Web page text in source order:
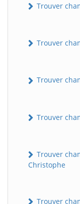
Trouver
Trouver
Trouver
Trouver
Trouver
Christophe
Trouver